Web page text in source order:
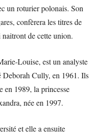
un roturier polonais. Son
confèrera les titres de
de cette union.
Louise, est un analyste
Deborah Cully, en 1961. Ils
en 1989, la princesse
née en 1997.
et elle a ensuite